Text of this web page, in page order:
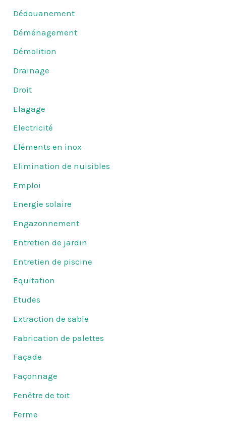
Dédouanement
Déménagement
Démolition
Drainage
Droit
Elagage
Electricité
Eléments en inox
Elimination de nuisibles
Emploi
Energie solaire
Engazonnement
Entretien de jardin
Entretien de piscine
Equitation
Etudes
Extraction de sable
Fabrication de palettes
Façade
Façonnage
Fenêtre de toit
Ferme